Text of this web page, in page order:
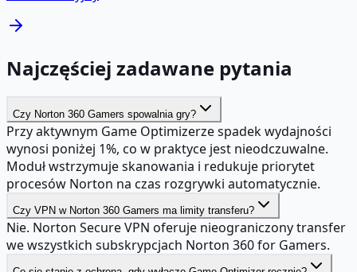
Najczęściej zadawane pytania
Czy Norton 360 Gamers spowalnia gry?
Przy aktywnym Game Optimizerze spadek wydajności
wynosi poniżej 1%, co w praktyce jest nieodczuwalne.
Moduł wstrzymuje skanowania i redukuje priorytet
procesów Norton na czas rozgrywki automatycznie.
Czy VPN w Norton 360 Gamers ma limity transferu?
Nie. Norton Secure VPN oferuje nieograniczony transfer
we wszystkich subskrypcjach Norton 360 for Gamers.